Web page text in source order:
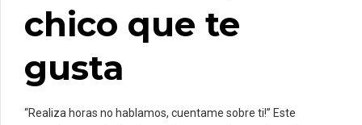
chico que te
gusta
“Realiza horas no hablamos, cuentame sobre ti!” Este